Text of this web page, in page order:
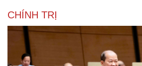
CHÍNH TRỊ